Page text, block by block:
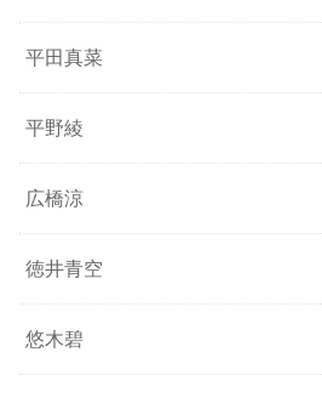
平田真菜
平野綾
広橋涼
徳井青空
悠木碧